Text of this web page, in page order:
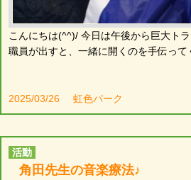
こんにちは(^^)/ 今日は午後から巨大ト
職員が出すと、一緒に開くのを手伝って
2025/03/26 虹色パーク
活動
角田先生の音楽療法♪